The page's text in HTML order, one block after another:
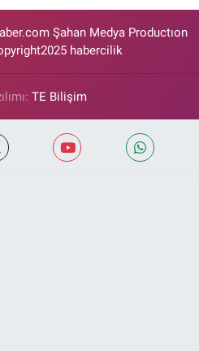
Şahan Medya Productıon
habercilik
TE Bilişim